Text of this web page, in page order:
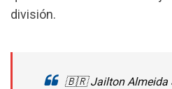
división.
🇧🇷 Jailton Almeida